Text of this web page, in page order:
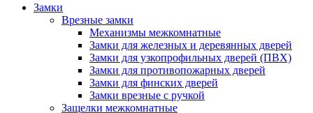
Замки
Врезные замки
Механизмы межкомнатные
Замки для железных и деревянных дверей
Замки для узкопрофильных дверей (ПВХ)
Замки для противопожарных дверей
Замки для финских дверей
Замки врезные с ручкой
Защелки межкомнатные